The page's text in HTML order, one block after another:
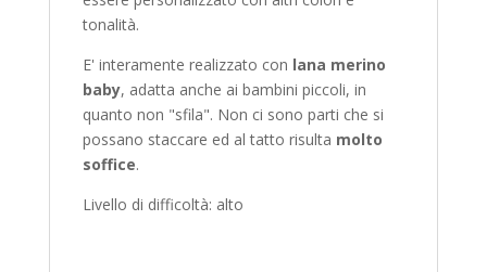
tonalità.
E' interamente realizzato con lana merino
baby, adatta anche ai bambini piccoli, in
quanto non "sfila". Non ci sono parti che si
possano staccare ed al tatto risulta molto
soffice.
Livello di difficoltà: alto